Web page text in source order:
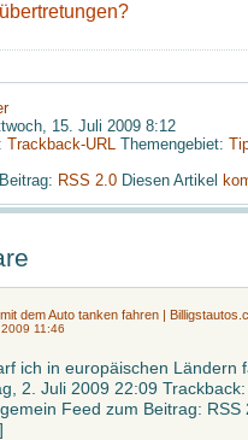
15. Juli 2009 8:12
Trackback-URL Themengebiet:
RSS 2.0 Diesen Artikel
dem Auto tanken fahren |
11:46
ich in europäischen Ländern
2. Juli 2009 22:09
Feed zum Beitrag: RSS